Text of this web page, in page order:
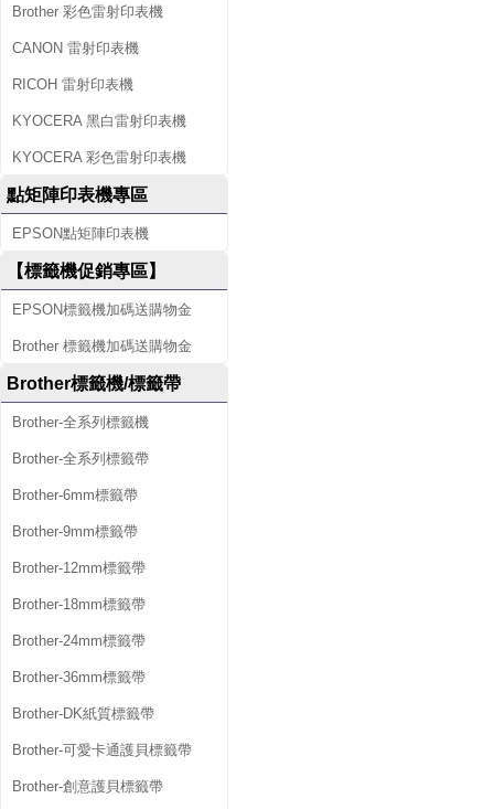
Brother 彩色雷射印表機
CANON 雷射印表機
RICOH 雷射印表機
KYOCERA 黑白雷射印表機
KYOCERA 彩色雷射印表機
點矩陣印表機專區
EPSON點矩陣印表機
【標籤機促銷專區】
EPSON標籤機加碼送購物金
Brother 標籤機加碼送購物金
Brother標籤機/標籤帶
Brother-全系列標籤機
Brother-全系列標籤帶
Brother-6mm標籤帶
Brother-9mm標籤帶
Brother-12mm標籤帶
Brother-18mm標籤帶
Brother-24mm標籤帶
Brother-36mm標籤帶
Brother-DK紙質標籤帶
Brother-可愛卡通護貝標籤帶
Brother-創意護貝標籤帶